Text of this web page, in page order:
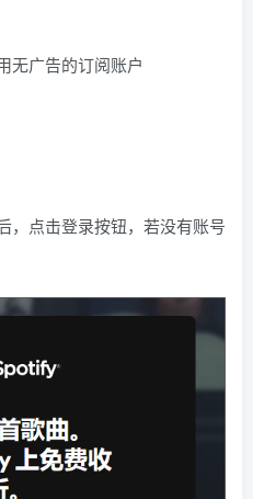
无广告的订阅账户
，点击登录按钮，若没有账号